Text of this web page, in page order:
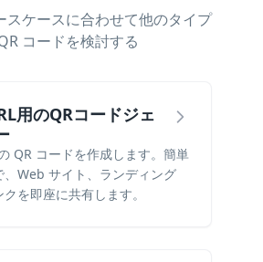
スケースに合わせて他のタイプ
コードを検討する
用のQRコードジェ
QR コードを作成します。簡単
、Web サイト、ランディング
を即座に共有します。